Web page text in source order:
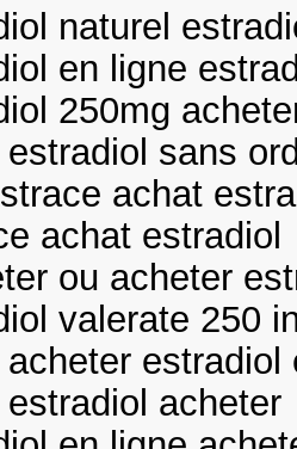
naturel
en ligne
250mg
sans
achat
achat estradiol
ou acheter
valerate 250
estradiol
acheter